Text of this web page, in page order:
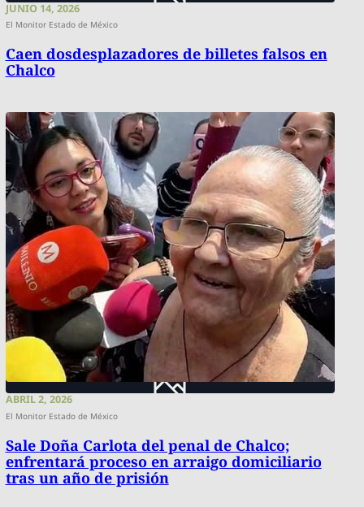
JUNIO 14, 2026
El Monitor Estado de México
Caen dosdesplazadores de billetes falsos en
Chalco
ABRIL 2, 2026
El Monitor Estado de México
Sale Doña Carlota del penal de Chalco;
enfrentará proceso en arraigo domiciliario
tras un año de prisión